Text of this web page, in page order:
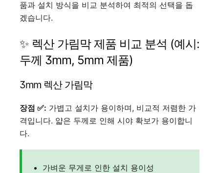
품과 설치 방식을 비교 분석하여 최적의 선택을 돕
겠습니다.
✨ 렉산 가림막 제품 비교 분석 (예시:
두께 3mm, 5mm 제품)
3mm 렉산 가림막
장점 ✅: 가볍고 설치가 용이하며, 비교적 저렴한 가
격입니다. 얇은 두께로 인해 시야 확보가 용이합니
다.
가벼운 무게로 인한 설치 용이성